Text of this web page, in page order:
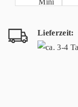
Lieferzeit: